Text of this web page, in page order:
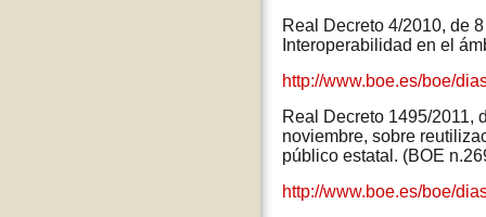
Real Decreto 4/2010, de
Interoperabilidad en el
http://www.boe.es/boe/
Real Decreto 1495/2011,
noviembre, sobre
público estatal. (BOE
http://www.boe.es/boe/